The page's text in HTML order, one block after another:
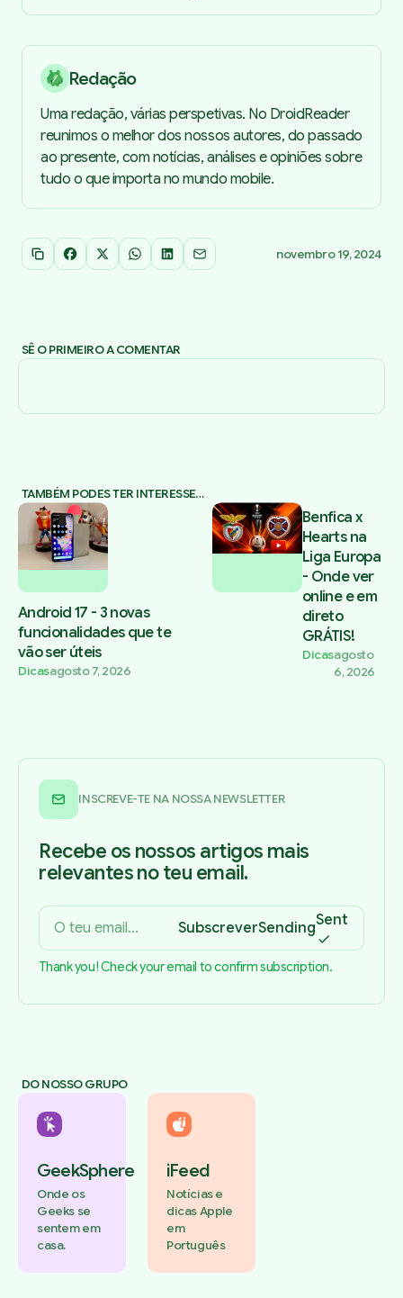
Redação
Uma redação, várias perspetivas. No DroidReader
reunimos o melhor dos nossos autores, do passado
ao presente, com notícias, análises e opiniões sobre
tudo o que importa no mundo mobile.
Copiar link
Facebook
X WhatsApp
LinkedInEmail novembro 19, 2024
SÊ O PRIMEIRO A COMENTAR
TAMBÉM PODES TER INTERESSE…
Android 17 - 3 novas
funcionalidades que te
vão ser úteis
Dicasagosto 7, 2026
Benfica x
Hearts na
Liga Europa
- Onde ver
online e em
direto
GRÁTIS!
Dicasagosto
6, 2026
INSCREVE-TE NA NOSSA NEWSLETTER
Recebe os nossos artigos mais
relevantes no teu email.
SubscreverSendingSent
Thank you! Check your email to confirm subscription.
DO NOSSO GRUPO
GeekSphere
Onde os
Geeks se
sentem em
casa.
iFeed
Notícias e
dicas Apple
em
Português